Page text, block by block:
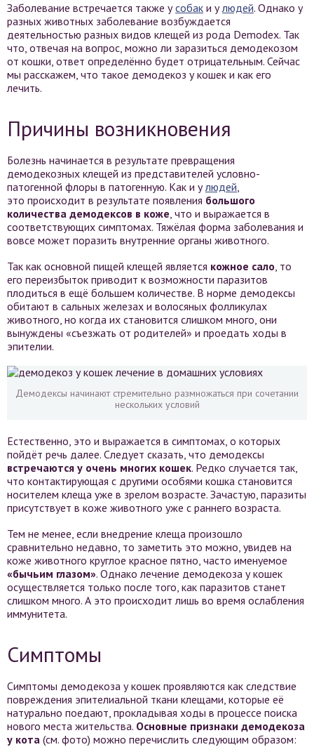
Заболевание встречается также усобак и улюдей. Однако у
разных животных заболевание возбуждается
деятельностью разных видов клещей из рода Demodex. Так
что, отвечая на вопрос, можно ли заразиться демодекозом
от кошки, ответ определённо будет отрицательным. Сейчас
мы расскажем, что такое демодекоз у кошек и как его
лечить.
Причины возникновения
Болезнь начинается в результате превращения
демодекозных клещей из представителей условно-
патогенной флоры в патогенную. Как и улюдей,
это происходит в результате появления большого
количества демодексов в коже, что и выражается в
соответствующих симптомах. Тяжёлая форма заболевания и
вовсе может поразить внутренние органы животного.
Так как основной пищей клещей является кожное сало, то
его переизбыток приводит к возможности паразитов
плодиться в ещё большем количестве. В норме демодексы
обитают в сальных железах и волосяных фолликулах
животного, но когда их становится слишком много, они
вынуждены «съезжать от родителей» и проедать ходы в
эпителии.
Демодексы начинают стремительно размножаться при сочетании
нескольких условий
Естественно, это и выражается в симптомах, о которых
пойдёт речь далее. Следует сказать, что демодексы
встречаются у очень многих кошек. Редко случается так,
что контактирующая с другими особями кошка становится
носителем клеща уже в зрелом возрасте. Зачастую, паразиты
присутствует в коже животного уже с раннего возраста.
Тем не менее, если внедрение клеща произошло
сравнительно недавно, то заметить это можно, увидев на
коже животного круглое красное пятно, часто именуемое
«бычьим глазом». Однако лечение демодекоза у кошек
осуществляется только после того, как паразитов станет
слишком много. А это происходит лишь во время ослабления
иммунитета.
Симптомы
Симптомы демодекоза у кошек проявляются как следствие
повреждения эпителиальной ткани клещами, которые её
натурально поедают, прокладывая ходы в процессе поиска
нового места жительства. Основные признаки демодекоза
у кота (см. фото) можно перечислить следующим образом: